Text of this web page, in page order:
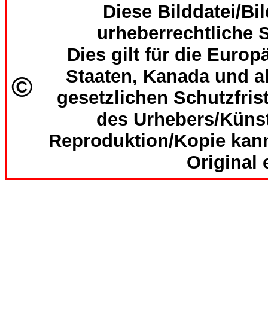
©
Diese Bilddatei/
urheberrechtliche
Dies gilt für die
Staaten, Kanada und
gesetzlichen
des Urhebers/
Reproduktion/Kopie
Original